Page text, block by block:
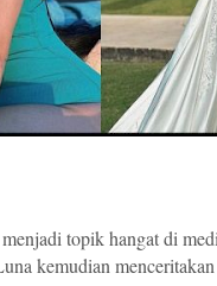
topik hangat di
kemudian